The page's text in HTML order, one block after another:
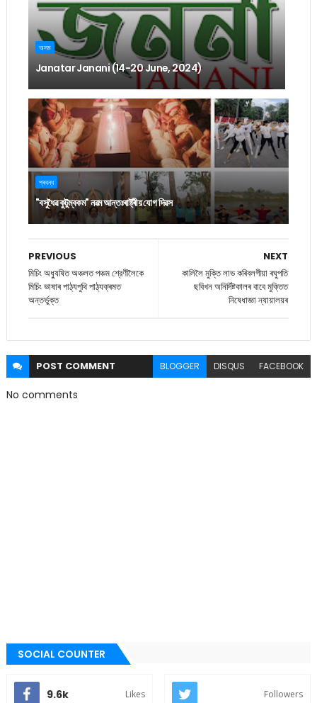
অসম
Janatar Janani (14-20 June, 2024)
প্ৰবন্ধ
"বসুধৈৱ কুটুম্বকম" নৱম আন্তঃৰাষ্ট্ৰীয় যোগ দিৱস
NEXT
কালিলৈ মুক্তি লাভ কৰিবলগীয়া ৰঘুপতি
ছবিখন অনিৰ্দিষ্টকালৰ বাবে মুক্তিত
নিষেধাজ্ঞা ন্যায়ালয়ৰ
PREVIOUS
মিচিং অধ্যুষিত অঞ্চলত পঞ্চম শ্রেণীলৈকে
মিচিং ভাষাৰ পাঠ্যপুথি পাঠ্যক্ৰমত
অন্তৰ্ভুক্ত
POST COMMENT BLOGGER DISQUS FACEBOOK
No comments
SOCIAL COUNTER
9.6k Likes Followers